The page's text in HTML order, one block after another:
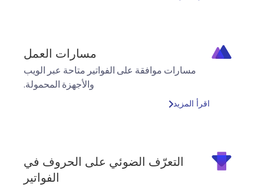
مسارات العمل
مسارات موافقة على الفواتير متاحة عبر الويب
والأجهزة المحمولة.
اقرأ المزيد
التعرّف الضوئي على الحروف في
الفواتير